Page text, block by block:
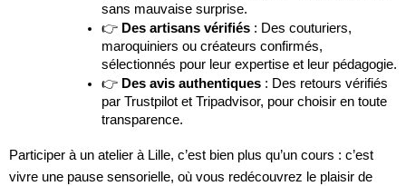
sans mauvaise surprise.
👉 Des artisans vérifiés : Des couturiers,
maroquiniers ou créateurs confirmés,
sélectionnés pour leur expertise et leur pédagogie.
👉 Des avis authentiques : Des retours vérifiés
par Trustpilot et Tripadvisor, pour choisir en toute
transparence.
Participer à un atelier à Lille, c’est bien plus qu’un cours : c’est
vivre une pause sensorielle, où vous redécouvrez le plaisir de